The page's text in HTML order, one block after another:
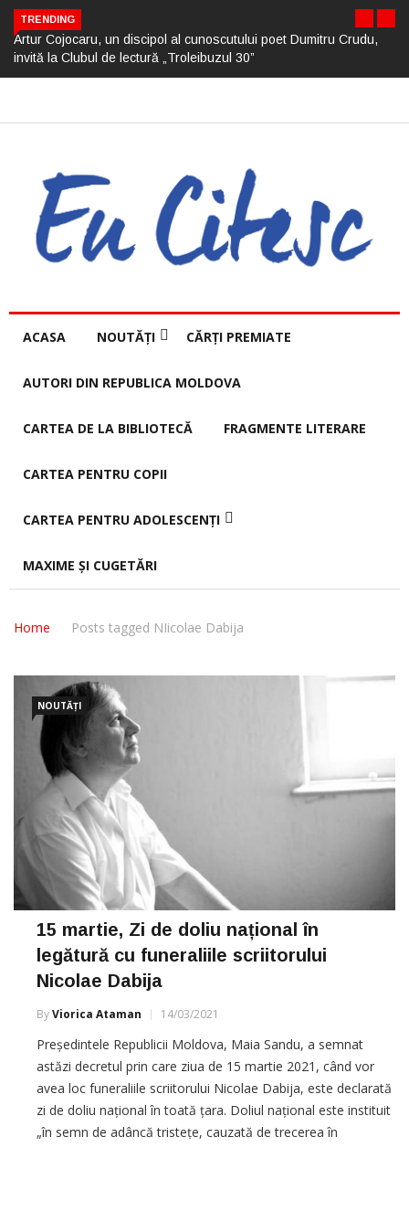
TRENDING
Artur Cojocaru, un discipol al cunoscutului poet Dumitru Crudu,
invită la Clubul de lectură „Troleibuzul 30”
ACASA NOUTĂȚI CĂRȚI PREMIATE
AUTORI DIN REPUBLICA MOLDOVA
CARTEA DE LA BIBLIOTECĂ FRAGMENTE LITERARE
CARTEA PENTRU COPII
CARTEA PENTRU ADOLESCENȚI
MAXIME ȘI CUGETĂRI
Home Posts tagged NIicolae Dabija
NOUTĂȚI
15 martie, Zi de doliu național în
legătură cu funeraliile scriitorului
Nicolae Dabija
ByViorica Ataman 14/03/2021
Președintele Republicii Moldova, Maia Sandu, a semnat
astăzi decretul prin care ziua de 15 martie 2021, când vor
avea loc funeraliile scriitorului Nicolae Dabija, este declarată
zi de doliu național în toată țara. Doliul național este instituit
„în semn de adâncă tristețe, cauzată de trecerea în